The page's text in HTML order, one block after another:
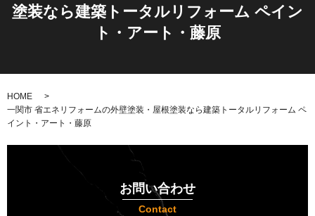
塗装なら建築トータルリフォーム ペイン
ト・アート・藤原
HOME
一関市 省エネリフォームの外壁塗装・屋根塗装なら建築トータルリフォーム ペ
イント・アート・藤原
お問い合わせ
Contact